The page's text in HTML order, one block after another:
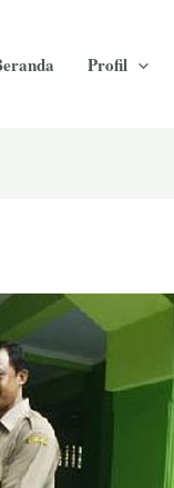
Profil